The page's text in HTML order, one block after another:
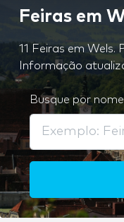
Feiras em
11 Feiras em Wels.
Informação
Busque por